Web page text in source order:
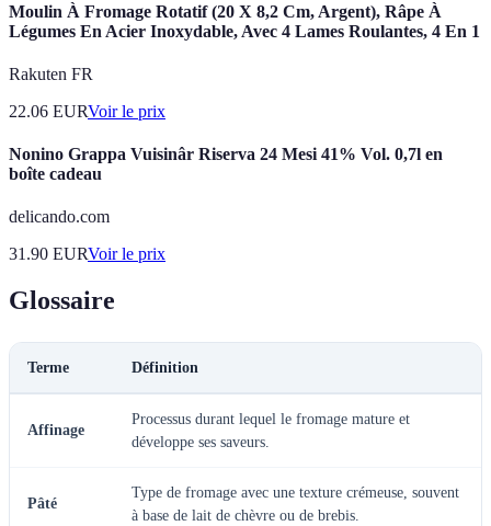
Moulin À Fromage Rotatif (20 X 8,2 Cm, Argent), Râpe À
Légumes En Acier Inoxydable, Avec 4 Lames Roulantes, 4 En 1
Rakuten FR
22.06 EURVoir le prix
Nonino Grappa Vuisinâr Riserva 24 Mesi 41% Vol. 0,7l en
boîte cadeau
delicando.com
31.90 EURVoir le prix
Glossaire
Terme Définition
Affinage
Processus durant lequel le fromage mature et
développe ses saveurs.
Pâté
Type de fromage avec une texture crémeuse, souvent
à base de lait de chèvre ou de brebis.